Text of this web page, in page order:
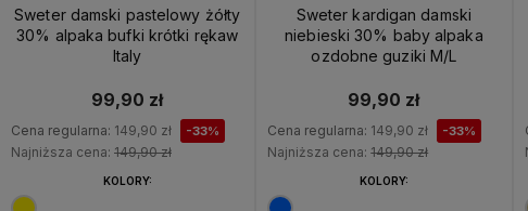
OKAZJA
Sweter damski pastelowy żółty
30% alpaka bufki krótki rękaw
Italy
99,90 zł
Cena regularna: 149,90 zł -33%
Najniższa cena: 149,90 zł
KOLORY:
OKAZJA
Sweter kardigan damski
niebieski 30% baby alpaka
ozdobne guziki M/L
99,90 zł
Cena regularna: 149,90 zł -33%
Najniższa cena:149,90 zł
KOLORY: